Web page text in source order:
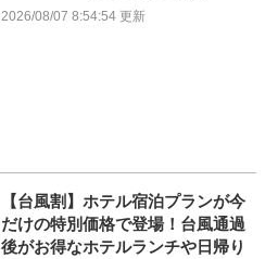
2026/08/07 8:54:54 更新
【台風割】ホテル宿泊プランが今
だけの特別価格で登場！台風通過
後がお得なホテルランチや日帰り